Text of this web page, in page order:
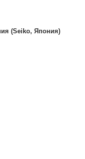
(Seiko, Япония)